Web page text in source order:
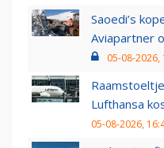
Saoedi’s
Aviapartner
05-08-2026,
Lufthansa
05-08-2026,